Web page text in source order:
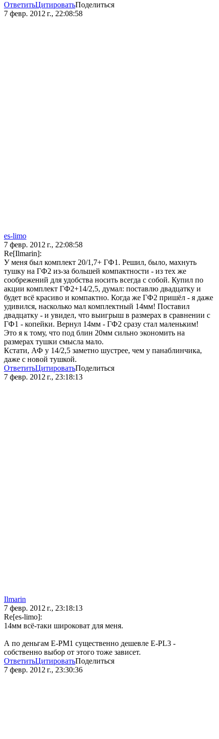
ОтветитьЦитироватьПоделиться
7 февр. 2012 г., 22:08:58
es-limo
7 февр. 2012 г., 22:08:58
Re[Ilmarin]:
У меня был комплект 20/1,7+ ГФ1. Решил, было, махнуть
тушку на ГФ2 из-за большей компактности - из тех же
сообрежений для удобства носить всегда с собой. Купил по
акции комплект ГФ2+14/2,5, думал: поставлю двадцатку и
будет всё красиво и компактно. Когда же ГФ2 пришёл - я даже
удивился, насколько мал комплектный 14мм! Поставил
двадцатку - и увидел, что выигрыш в размерах в сравнении с
ГФ1 - копейки. Вернул 14мм - ГФ2 сразу стал маленьким!
Это я к тому, что под блин 20мм сильно экономить на
размерах тушки смысла мало.
Кстати, АФ у 14/2,5 заметно шустрее, чем у панаблинчика,
даже с новой тушкой.
ОтветитьЦитироватьПоделиться
7 февр. 2012 г., 23:18:13
Ilmarin
7 февр. 2012 г., 23:18:13
Re[es-limo]:
14мм всё-таки широковат для меня.
А по деньгам E-PM1 существенно дешевле E-PL3 -
собственно выбор от этого тоже зависет.
ОтветитьЦитироватьПоделиться
7 февр. 2012 г., 23:30:36